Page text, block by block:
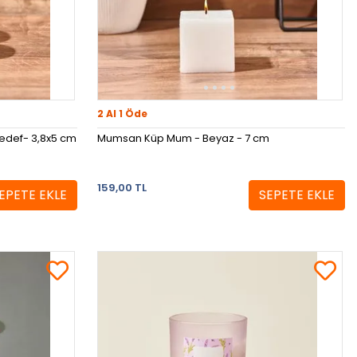
3,8x5 cm
EKLE
2 Al 1 Öde
Mumsan Küp Mum - Beyaz - 7 cm
159,00 TL SEPETE EKLE